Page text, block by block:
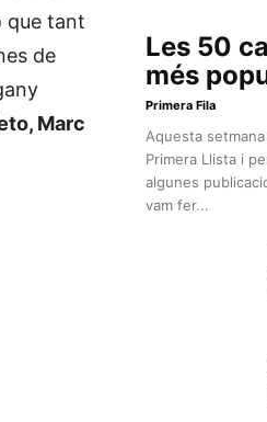
que tant
de
Marc
Les 50
més
Primera Fila
Aquesta
Primera Llista i
algunes
vam fer...